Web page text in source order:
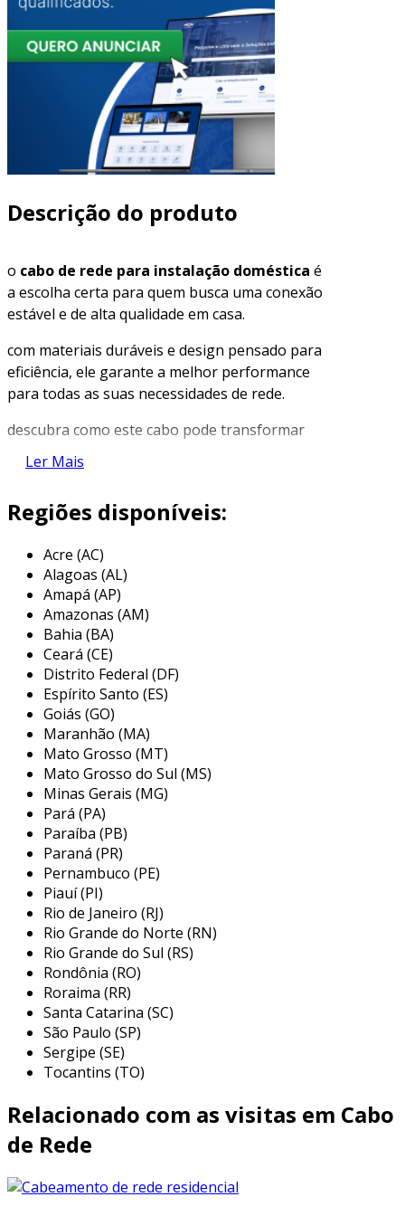
Descrição do produto
o cabo de rede para instalação doméstica é
a escolha certa para quem busca uma conexão
estável e de alta qualidade em casa.
com materiais duráveis e design pensado para
eficiência, ele garante a melhor performance
para todas as suas necessidades de rede.
descubra como este cabo pode transformar
sua experiência de conexão.
ocabo de rede para instalação doméstica
desenvolvido com fios de cobre de alta pureza,
garantindo uma transmissão de dados eficiente
e sem interferências.
sua capa externa é feita de material pvc
resistente, proporcionando proteção contra
desgaste físico e exposição a ambientes
adversos.
isso não apenas prolonga a vida útil do cabo,
mas também reduz os custos relacionados à
substituição frequente e manutenção.
ainda, sua construção interna, com pares
trançados, minimiza a diafonia, assegurando
uma conexãoestável
longo do tempo.
benefícios para instalação
doméstica
cabo de rede para instalação doméstica
oferece múltiplos benefícios que impactam
diretamente na eficiência e na experiência do
usuário.
sua capacidade de transmissão de dados
para aplicações que exigem alta confiabilidade,
como o trabalho remoto ou o uso de
dispositivos de automação residencial.
além disso, a instalação de um cabo com tais
Ler Mais
Regiões disponíveis:
Acre (AC)
Alagoas (AL)
Amapá (AP)
Amazonas (AM)
Bahia (BA)
Ceará (CE)
Distrito Federal (DF)
Espírito Santo (ES)
Goiás (GO)
Maranhão (MA)
Mato Grosso (MT)
Mato Grosso do Sul (MS)
Minas Gerais (MG)
Pará (PA)
Paraíba (PB)
Paraná (PR)
Pernambuco (PE)
Piauí (PI)
Rio de Janeiro (RJ)
Rio Grande do Norte (RN)
Rio Grande do Sul (RS)
Rondônia (RO)
Roraima (RR)
Santa Catarina (SC)
São Paulo (SP)
Sergipe (SE)
Tocantins (TO)
Relacionado com as visitas em Cabo
de Rede